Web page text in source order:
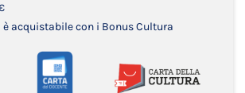
acquistabile con i Bonus Cultura